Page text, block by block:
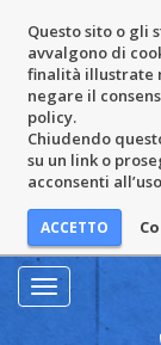
Questo sito o gli
avvalgono di
finalità illustrate
negare il
policy.
Chiudendo
su un link o
acconsenti
Mostra
Menu